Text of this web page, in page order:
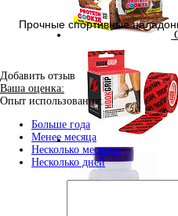
Прочные спортивные
Добавить отзыв
Ваша оценка:
Опыт использования:
Больше года
Менее месяца
Несколько месяцев
Несколько дней